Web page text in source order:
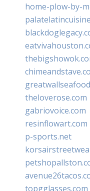
home-plow-by-
theloverose.com
gabriovoice.com
resinflowart.com
p-sports.net
topgglasses.com